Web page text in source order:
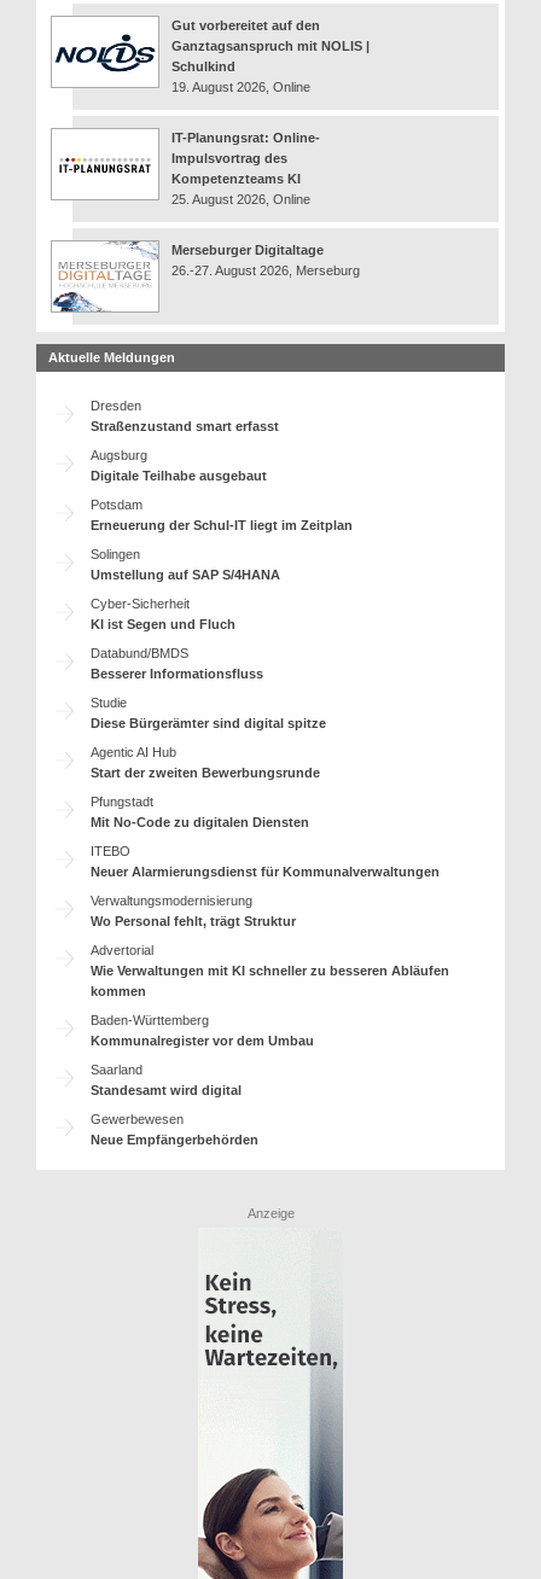
Gut vorbereitet auf den
Ganztagsanspruch mit NOLIS |
Schulkind
19. August 2026, Online
IT-Planungsrat: Online-
Impulsvortrag des
Kompetenzteams KI
25. August 2026, Online
Merseburger Digitaltage
26.-27. August 2026, Merseburg
Aktuelle Meldungen
Dresden
Straßenzustand smart erfasst
Augsburg
Digitale Teilhabe ausgebaut
Potsdam
Erneuerung der Schul-IT liegt im Zeitplan
Solingen
Umstellung auf SAP S/4HANA
Cyber-Sicherheit
KI ist Segen und Fluch
Databund/BMDS
Besserer Informationsfluss
Studie
Diese Bürgerämter sind digital spitze
Agentic AI Hub
Start der zweiten Bewerbungsrunde
Pfungstadt
Mit No-Code zu digitalen Diensten
ITEBO
Neuer Alarmierungsdienst für Kommunalverwaltungen
Verwaltungsmodernisierung
Wo Personal fehlt, trägt Struktur
Advertorial
Wie Verwaltungen mit KI schneller zu besseren Abläufen
kommen
Baden-Württemberg
Kommunalregister vor dem Umbau
Saarland
Standesamt wird digital
Gewerbewesen
Neue Empfängerbehörden
Anzeige